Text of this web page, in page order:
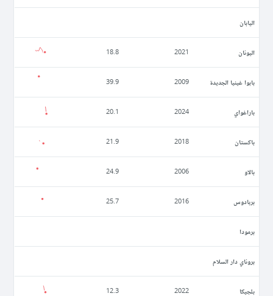
اليابان
اليونان 2021
18.8
بابوا غينيا الجديدة 2009
39.9
باراغواي 2024
20.1
باكستان 2018
21.9
بالاو 2006
24.9
بربادوس 2016
25.7
برمودا
بروناي دار السلام
بلجيكا 2022
12.3